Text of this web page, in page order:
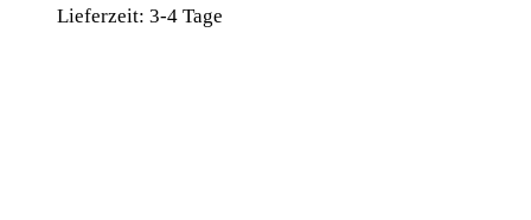
Lieferzeit: 3-4 Tage